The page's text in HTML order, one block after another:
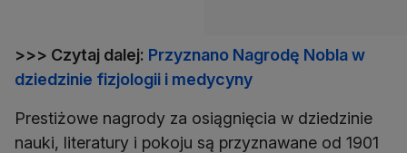
>>> Czytaj dalej: Przyznano Nagrodę Nobla w
dziedzinie fizjologii i medycyny
Prestiżowe nagrody za osiągnięcia w dziedzinie
nauki, literatury i pokoju są przyznawane od 1901